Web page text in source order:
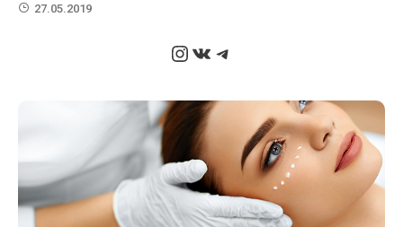
27.05.2019
Instagram
ВКонтакте
Telegram